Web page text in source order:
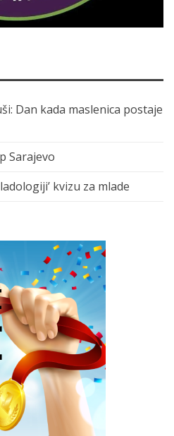
Dan kada maslenica postaje
Sarajevo
kvizu za mlade